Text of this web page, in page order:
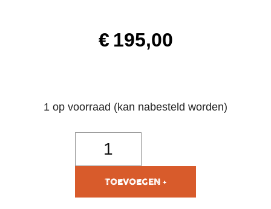
€ 195,00
1 op voorraad (kan nabesteld worden)
TOEVOEGEN AAN
WINKELWAGEN